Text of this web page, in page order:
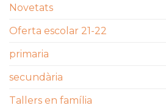
Novetats
Oferta escolar 21-22
primaria
secundària
Tallers en família